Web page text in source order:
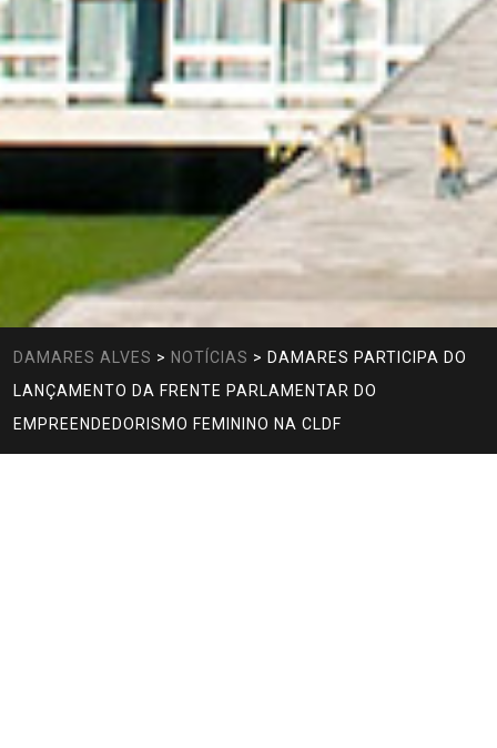
DAMARES ALVES > NOTÍCIAS > DAMARES PARTICIPA DO
LANÇAMENTO DA FRENTE PARLAMENTAR DO
EMPREENDEDORISMO FEMININO NA CLDF